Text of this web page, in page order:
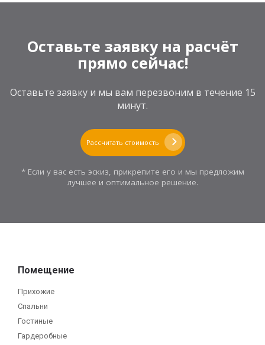
Оставьте заявку на расчёт
прямо сейчас!
Оставьте заявку и мы вам перезвоним в течение 15
минут.
Рассчитать стоимость
* Если у вас есть эскиз, прикрепите его и мы предложим
лучшее и оптимальное решение.
Помещение
Прихожие
Спальни
Гостиные
Гардеробные